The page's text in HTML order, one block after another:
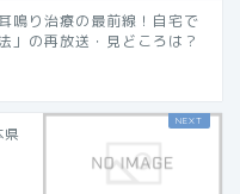
鳴り治療の最前線！自宅で
」の再放送・見どころは？
県